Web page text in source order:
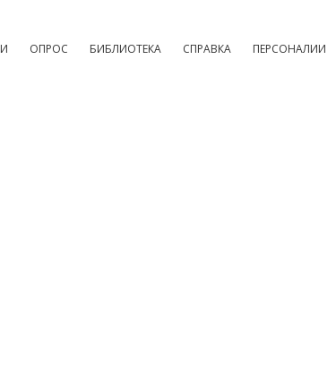
ОПРОС БИБЛИОТЕКА СПРАВКА ПЕРСОНАЛИИ